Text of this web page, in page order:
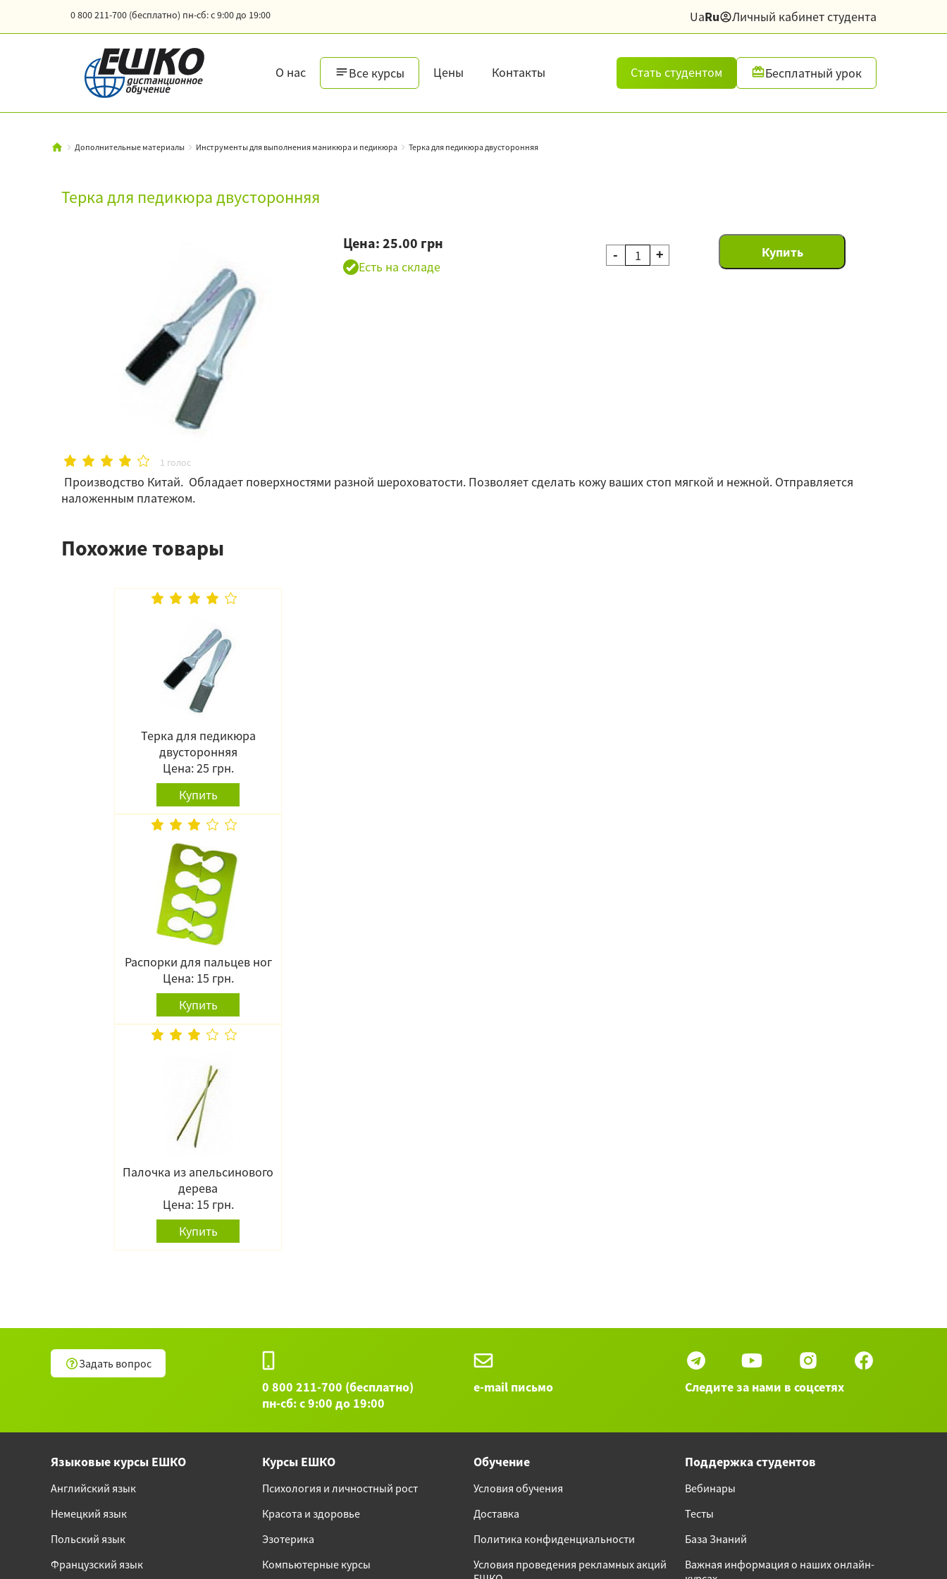
0 800 211-700 (бесплатно) пн-сб: с 9:00 до 19:00 UaRu Личный кабинет студента
О нас Все курсы Цены Контакты Стать студентом Бесплатный урок
Дополнительные материалы Инструменты для выполнения маникюра и педикюра Терка для педикюра двусторонняя
Терка для педикюра двусторонняя
1 голос
Цена: 25.00 грн
Есть на складе
- +
Производство Китай. Обладает поверхностями разной шероховатости. Позволяет сделать кожу ваших стоп мягкой и нежной. Отправляется
наложенным платежом.
Похожие товары
Терка для педикюра
двусторонняя
Цена: 25 грн.
Купить
Распорки для пальцев ног
Цена: 15 грн.
Купить
Палочка из апельсинового
дерева
Цена: 15 грн.
Купить
Задать вопрос
0 800 211-700 (бесплатно)
пн-сб: с 9:00 до 19:00
e-mail письмо Следите за нами в соцсетях
Языковые курсы ЕШКО
Английский язык
Немецкий язык
Польский язык
Французский язык
Курсы ЕШКО
Психология и личностный рост
Красота и здоровье
Эзотерика
Компьютерные курсы
Обучение
Условия обучения
Доставка
Политика конфиденциальности
Условия проведения рекламных акций
Поддержка студентов
Вебинары
Тесты
База Знаний
Важная информация о наших онлайн-